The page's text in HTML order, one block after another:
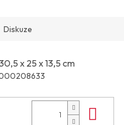
Diskuze
x 25 x 13,5 cm